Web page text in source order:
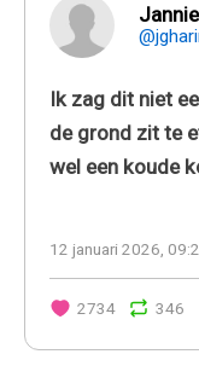
Ik zag dit niet
de grond zit te
wel een koude
12 januari 2026,
2734 346